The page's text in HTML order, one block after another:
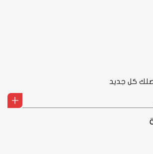
كل جديد